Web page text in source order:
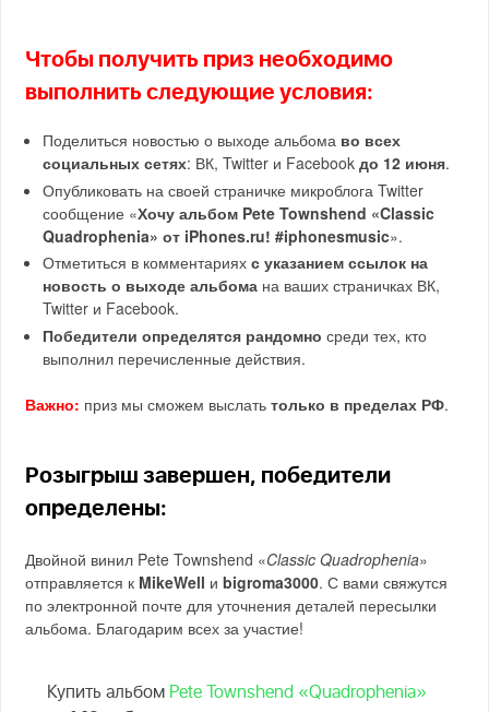
Чтобы получить приз необходимо
выполнить следующие условия:
Поделиться новостью о выходе альбома во всех
социальных сетях: ВК, Twitter и Facebookдо 12 июня.
Опубликовать на своей страничке микроблога Twitter
сообщение «Хочу альбом Pete Townshend «Classic
Quadrophenia» от iPhones.ru! #iphonesmusic».
Отметиться в комментарияхс указанием ссылок на
новость о выходе альбома на ваших страничках ВК,
Twitter и Facebook.
Победители определятся рандомно среди тех, кто
выполнил перечисленные действия.
Важно: приз мы сможем выслатьтолько в пределах РФ.
Розыгрыш завершен, победители
определены:
Двойной винил Pete Townshend «Classic Quadrophenia»
отправляется к MikeWell иbigroma3000. С вами свяжутся
по электронной почте для уточнения деталей пересылки
альбома. Благодарим всех за участие!
Купить альбом Pete Townshend «Quadrophenia»